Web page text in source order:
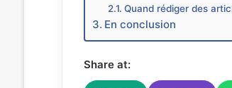
Quand rédiger des
En conclusion
Share at: